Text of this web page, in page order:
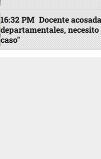
16:32 PM Docente
departamentales,
caso"